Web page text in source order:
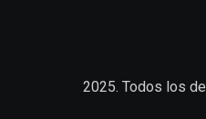
2025. Todos los